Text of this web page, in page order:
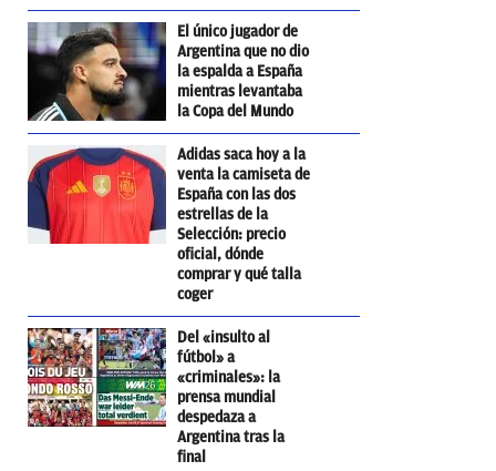
El único jugador de
Argentina que no dio
la espalda a España
mientras levantaba
la Copa del Mundo
Adidas saca hoy a la
venta la camiseta de
España con las dos
estrellas de la
Selección: precio
oficial, dónde
comprar y qué talla
coger
Del «insulto al
fútbol» a
«criminales»: la
prensa mundial
despedaza a
Argentina tras la
final